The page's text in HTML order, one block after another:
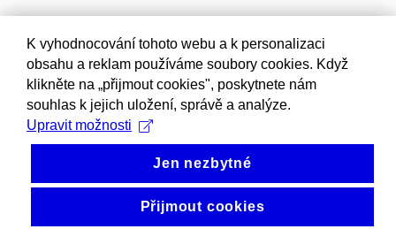
K vyhodnocování tohoto webu a k personalizaci
obsahu a reklam používáme soubory cookies. Když
klikněte na „přijmout cookies", poskytnete nám
souhlas k jejich uložení, správě a analýze.
Upravit možnosti
Jen nezbytné
Přijmout cookies